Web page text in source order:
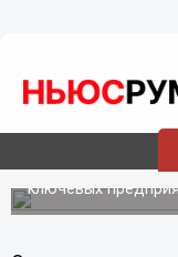
в Эстафете
«Группа ГАЗ»
Олимпийского
ключевых